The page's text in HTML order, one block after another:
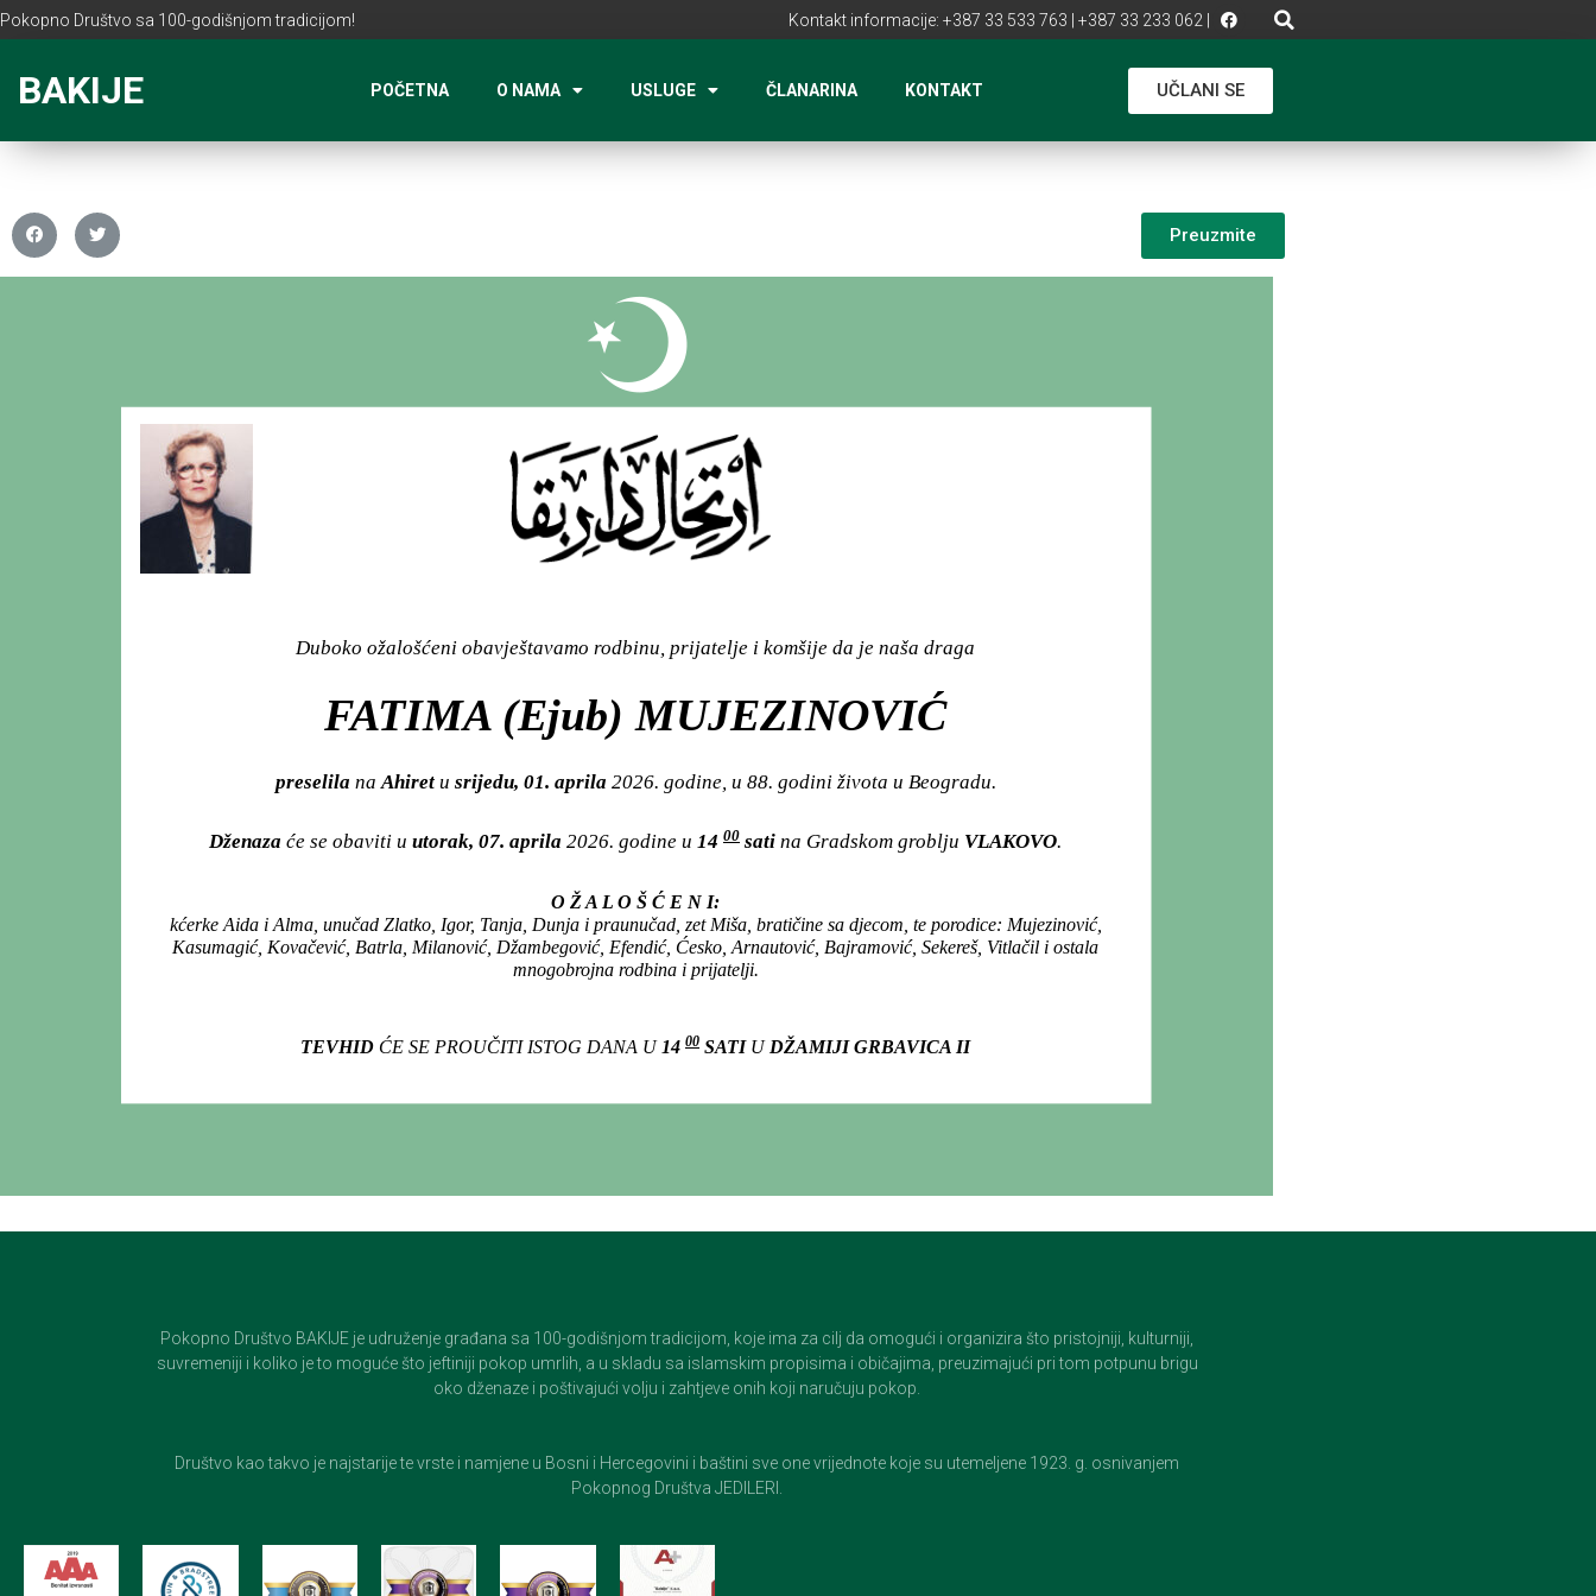
Pokopno Društvo sa 100-godišnjom tradicijom! Kontakt informacije: +387 33 533 763 | +387 33 233 062 |
BAKIJE POČETNA O NAMA USLUGE ČLANARINA KONTAKT UČLANI SE
Preuzmite
Duboko ožalošćeni obavještavamo rodbinu, prijatelje i komšije da je naša draga
FATIMA (Ejub) MUJEZINOVIĆ
preselila naAhiret u srijedu, 01. aprila 2026. godine, u 88. godini života u Beogradu.
Dženaza će se obaviti u utorak, 07. aprila 2026. godine u 14 00 sati na Gradskom groblju VLAKOVO.
O Ž A L O Š Ć E N I:
kćerke Aida i Alma, unučad Zlatko, Igor, Tanja, Dunja i praunučad, zet Miša, bratičine sa djecom, te porodice: Mujezinović,
Kasumagić, Kovačević, Batrla, Milanović, Džambegović, Efendić, Ćesko, Arnautović, Bajramović, Sekereš, Vitlačil i ostala
mnogobrojna rodbina i prijatelji.
TEVHID ĆE SE PROUČITI ISTOG DANA U 14 00 SATIU DŽAMIJI GRBAVICA II
Pokopno Društvo BAKIJE je udruženje građana sa 100-godišnjom tradicijom, koje ima za cilj da omogući i organizira što pristojniji, kulturniji,
suvremeniji i koliko je to moguće što jeftiniji pokop umrlih, a u skladu sa islamskim propisima i običajima, preuzimajući pri tom potpunu brigu
oko dženaze i poštivajući volju i zahtjeve onih koji naručuju pokop.
Društvo kao takvo je najstarije te vrste i namjene u Bosni i Hercegovini i baštini sve one vrijednote koje su utemeljene 1923. g. osnivanjem
Pokopnog Društva JEDILERI.